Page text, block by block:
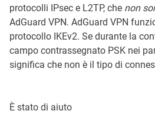
protocolli IPsec e L2TP, che non
AdGuard VPN. AdGuard VPN
protocollo IKEv2. Se durante la
campo contrassegnato PSK nei
significa che non è il tipo di
È stato di aiuto